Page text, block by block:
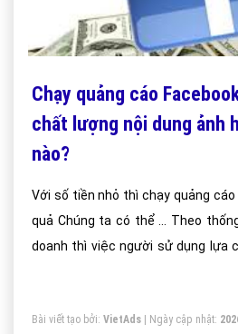
Chạy quảng cáo
chất lượng nội dung ảnh
nào?
Với số tiền nhỏ thì chạy quảng
quả Chúng ta có thể ... Theo
doanh thì việc người sử dụng lựa
Bài viết tạo bởi: VietAds | Ngày cập nhật: